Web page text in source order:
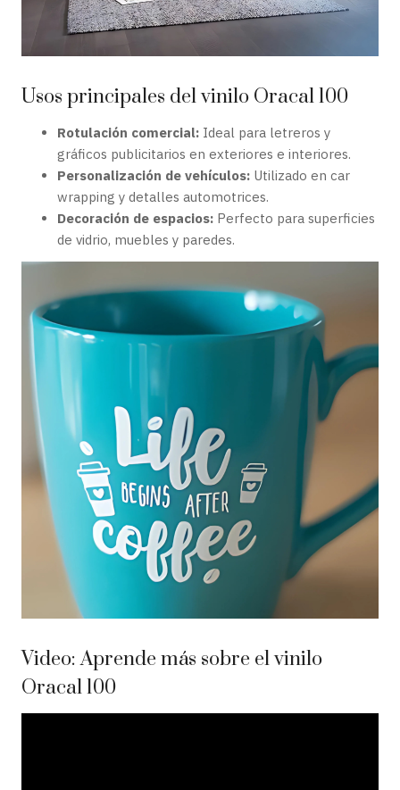
Usos principales del vinilo Oracal 100
Rotulación comercial: Ideal para letreros y
gráficos publicitarios en exteriores e interiores.
Personalización de vehículos: Utilizado en car
wrapping y detalles automotrices.
Decoración de espacios: Perfecto para superficies
de vidrio, muebles y paredes.
Video: Aprende más sobre el vinilo
Oracal 100